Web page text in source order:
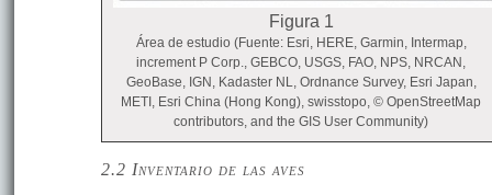
Figura 1
Área de estudio (Fuente: Esri, HERE, Garmin, Intermap,
increment P Corp., GEBCO, USGS, FAO, NPS, NRCAN,
GeoBase, IGN, Kadaster NL, Ordnance Survey, Esri Japan,
METI, Esri China (Hong Kong), swisstopo, © OpenStreetMap
contributors, and the GIS User Community)
2.2 Inventario de las aves